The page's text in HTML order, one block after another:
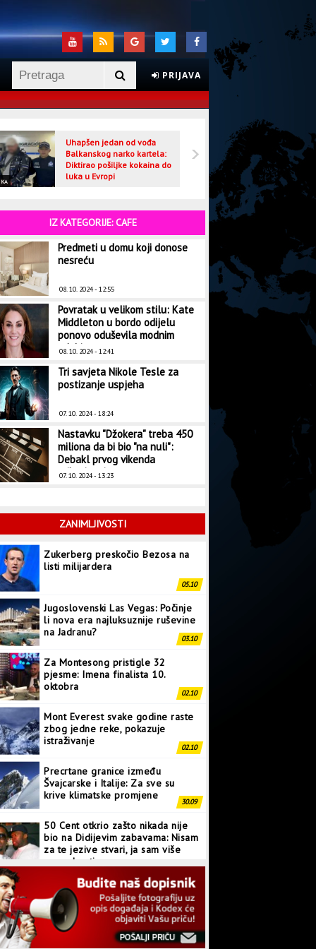
PRIJAVA
Uhapšen jedan od vođa
Balkanskog narko kartela:
Diktirao pošiljke kokaina do
luka u Evropi
CRNA HRONIKA
IZ KATEGORIJE: CAFE
Predmeti u domu koji donose
nesreću
08. 10. 2024 - 12:55
Povratak u velikom stilu: Kate
Middleton u bordo odijelu
ponovo oduševila modnim
odabirom
08. 10. 2024 - 12:41
Tri savjeta Nikole Tesle za
postizanje uspjeha
07. 10. 2024 - 18:24
Nastavku "Džokera" treba 450
miliona da bi bio "na nuli":
Debakl prvog vikenda
prikazivanja
07. 10. 2024 - 13:23
ZANIMLJIVOSTI
Zukerberg preskočio Bezosa na
listi milijardera
05.10
Jugoslovenski Las Vegas: Počinje
li nova era najluksuznije ruševine
na Jadranu?
03.10
Za Montesong pristigle 32
pjesme: Imena finalista 10.
oktobra
02.10
Mont Everest svake godine raste
zbog jedne reke, pokazuje
istraživanje
02.10
Precrtane granice između
Švajcarske i Italije: Za sve su
krive klimatske promjene
30.09
50 Cent otkrio zašto nikada nije
bio na Didijevim zabavama: Nisam
za te jezive stvari, ja sam više
normalan tip
28.09
Japanci prave superkompjuter
kakav svijet još nije vidio
27.09
Linkin Park ima novu pjesmu: